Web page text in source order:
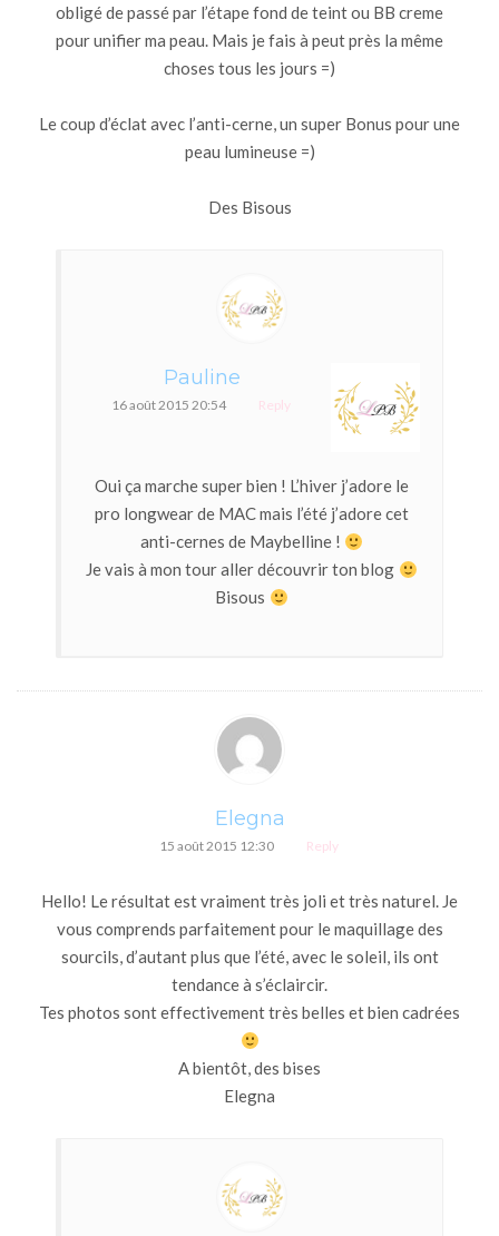
obligé de passé par l’étape fond de teint ou BB creme
pour unifier ma peau. Mais je fais à peut près la même
choses tous les jours =)
Le coup d’éclat avec l’anti-cerne, un super Bonus pour une
peau lumineuse =)
Des Bisous
Pauline
16 août 2015 20:54 Reply
Oui ça marche super bien ! L’hiver j’adore le
pro longwear de MAC mais l’été j’adore cet
anti-cernes de Maybelline !
Je vais à mon tour aller découvrir ton blog
Bisous
Elegna
15 août 2015 12:30 Reply
Hello! Le résultat est vraiment très joli et très naturel. Je
vous comprends parfaitement pour le maquillage des
sourcils, d’autant plus que l’été, avec le soleil, ils ont
tendance à s’éclaircir.
Tes photos sont effectivement très belles et bien cadrées
A bientôt, des bises
Elegna